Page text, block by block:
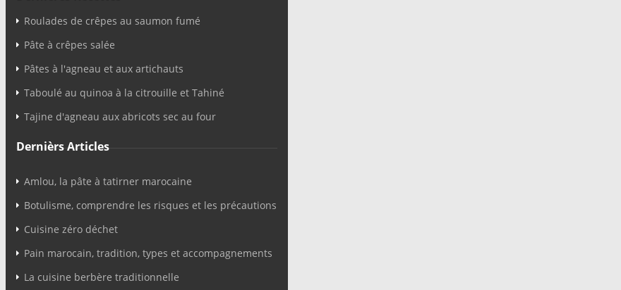
Roulades de crêpes au saumon fumé
Pâte à crêpes salée
Pâtes à l'agneau et aux artichauts
Taboulé au quinoa à la citrouille et Tahiné
Tajine d'agneau aux abricots sec au four
Dernièrs Articles
Amlou, la pâte à tatirner marocaine
Botulisme, comprendre les risques et les précautions
Cuisine zéro déchet
Pain marocain, tradition, types et accompagnements
La cuisine berbère traditionnelle